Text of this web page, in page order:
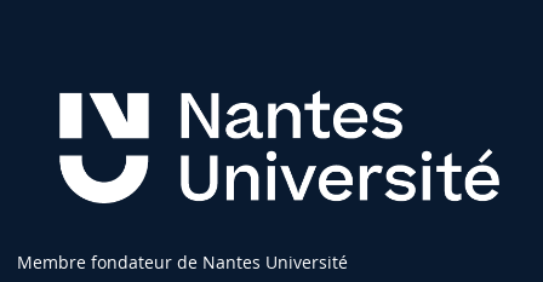
Membre fondateur de Nantes Université